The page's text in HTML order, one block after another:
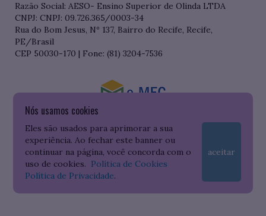
Nós usamos cookies
Eles são usados para aprimorar a sua
experiência. Ao fechar este banner ou
continuar na página, você concorda com o
uso de cookies. Política de Cookies
Política de Privacidade.
aceitar
Razão Social: AESO- Ensino Superior de Olinda LTDA
CNPJ: CNPJ: 09.726.365/0003-34
Rua do Bom Jesus, Nº 137, Bairro do Recife, Recife,
PE/Brasil
CEP 50030-170 | Fone: (81) 3204-7536
Consulte o cadastro da Instituição no Sistema do e-MEC